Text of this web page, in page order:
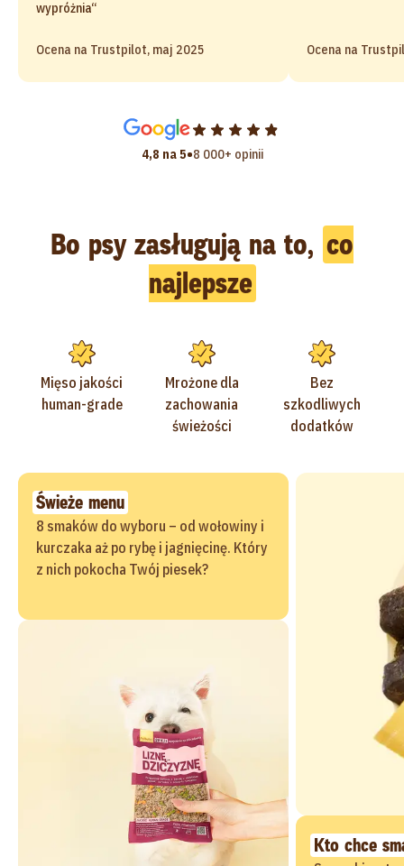
wypróżnia“
Ocena na Trustpilot, maj 2025 Ocena na
4,8 na 5•8 000+ opinii
Bo psy zasługują na to, co
najlepsze
Mięso jakości
human-grade
Mrożone dla
zachowania
świeżości
Bez
szkodliwych
dodatków
Świeże menu
8 smaków do wyboru – od wołowiny i
kurczaka aż po rybę i jagnięcinę. Który
z nich pokocha Twój piesek?
Kto chce